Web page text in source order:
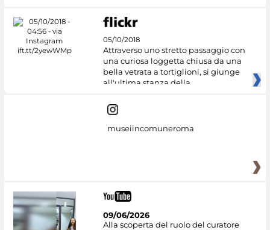
05/10/2018
Attraverso uno stretto passaggio con
una curiosa loggetta chiusa da una
bella vetrata a tortiglioni, si giunge
all'ultima stanza della
museiincomuneroma
09/06/2026
Alla scoperta del ruolo del curatore